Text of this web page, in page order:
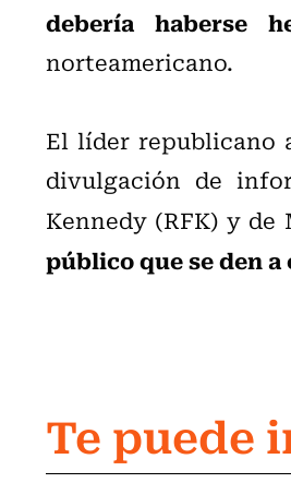
debería haberse
norteamericano.
El líder republicano
divulgación de
Kennedy (RFK) y
público que se den
Te puede